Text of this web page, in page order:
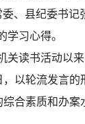
、县纪委书
习心得。
读书活动以
以轮流发言
合素质和办案